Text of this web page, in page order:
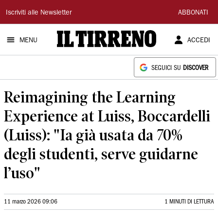
Il
Tirreno
Iscriviti alle Newsletter ABBONATI
MENU ACCEDI
SEGUICI SU DISCOVER
Reimagining the Learning
Experience at Luiss, Boccardelli
(Luiss): "Ia già usata da 70%
degli studenti, serve guidarne
l’uso"
11 marzo 2026 09:06 1 MINUTI DI LETTURA